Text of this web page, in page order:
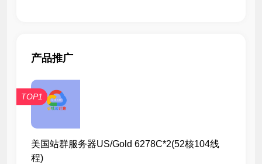
产品推广
TOP1
美国站群服务器US/Gold 6278C*2(52核104线
程)